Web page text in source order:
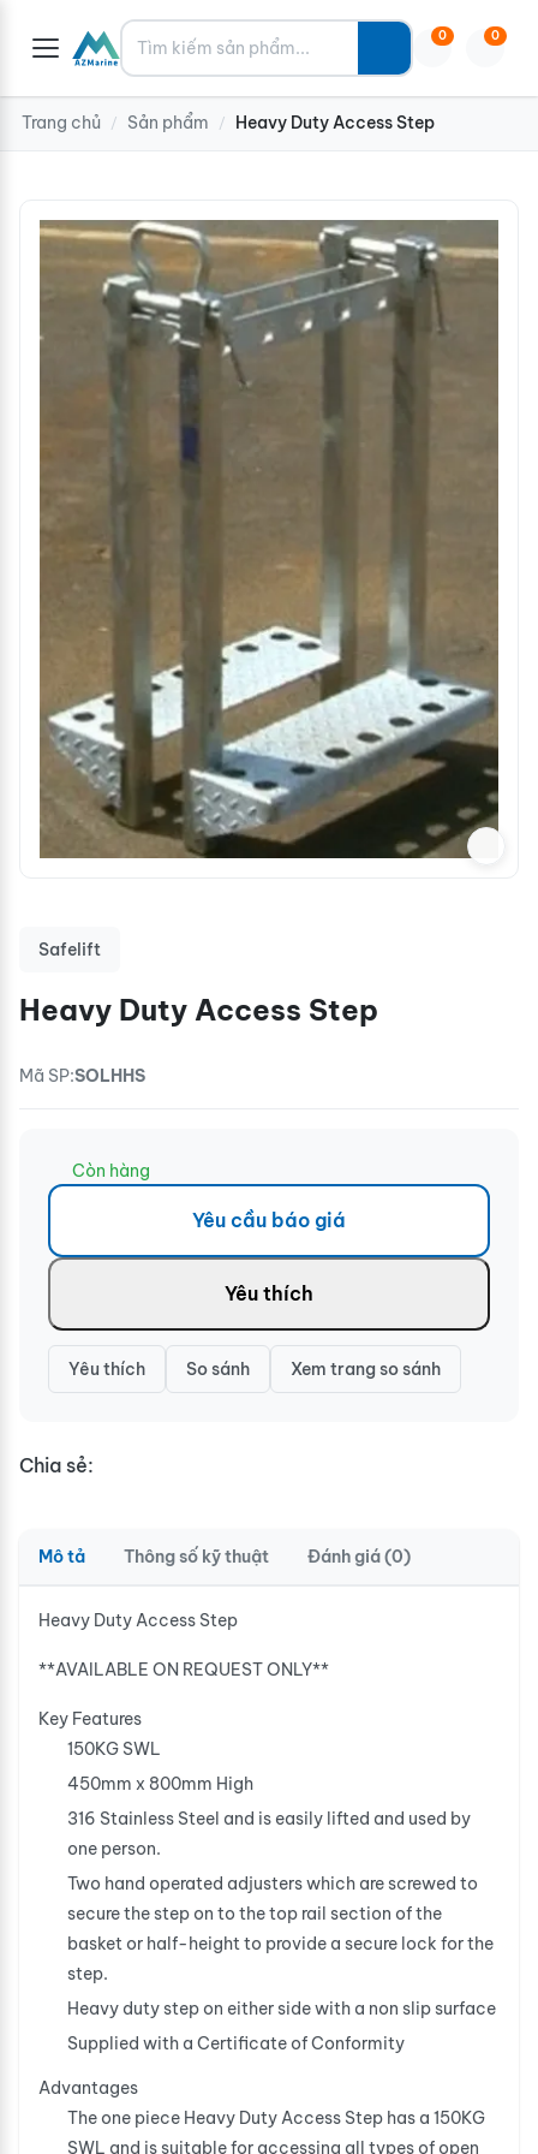
Tìm kiếm 0 0
Trang chủ / Sản phẩm / Heavy Duty Access Step
Safelift
Heavy Duty Access Step
Mã SP:SOLHHS
Còn hàng
Yêu cầu báo giá
Yêu thích
Yêu thích So sánh Xem trang so sánh
Chia sẻ:
Mô tả Thông số kỹ thuật Đánh giá (0)
Heavy Duty Access Step
**AVAILABLE ON REQUEST ONLY**
Key Features
150KG SWL
450mm x 800mm High
316 Stainless Steel and is easily lifted and used by
one person.
Two hand operated adjusters which are screwed to
secure the step on to the top rail section of the
basket or half-height to provide a secure lock for the
step.
Heavy duty step on either side with a non slip surface
Supplied with a Certificate of Conformity
Advantages
The one piece Heavy Duty Access Step has a 150KG
SWL and is suitable for accessing all types of open